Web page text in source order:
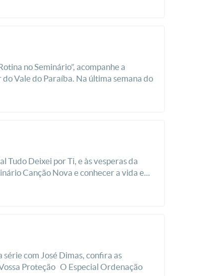
no Seminário”, acompanhe a
Vale do Paraíba. Na última semana do
Tudo Deixei por Ti, e às vesperas da
Canção Nova e conhecer a vida e...
com José Dimas, confira as
Proteção O Especial Ordenação